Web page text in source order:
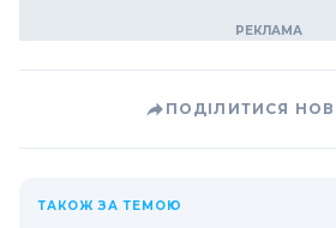
ПОДІЛИТИСЯ
ТАКОЖ ЗА ТЕМОЮ